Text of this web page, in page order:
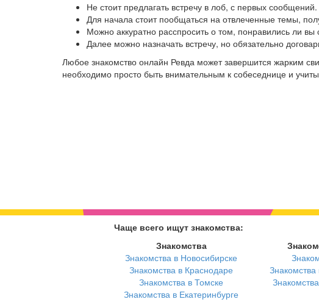
Не стоит предлагать встречу в лоб, с первых
Для начала стоит пообщаться на отвлеченные темы,
Можно аккуратно расспросить о том, понравились ли
Далее можно назначать встречу, но обязательно
Любое знакомство онлайн Ревда может завершится жарким
необходимо просто быть внимательным к собеседнице и
Чаще всего ищут знакомства:
Знакомства
Знакомства в Новосибирске
Знакомства в Краснодаре
Знакомства в Томске
Знакомства в Екатеринбурге
Знакомства